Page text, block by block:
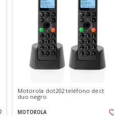
Motorola dot202 teléfono dect
duo negro
MOTOROLA